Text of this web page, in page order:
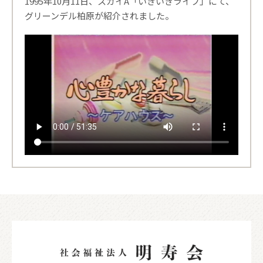
グリーンデル柏原が紹介されました。